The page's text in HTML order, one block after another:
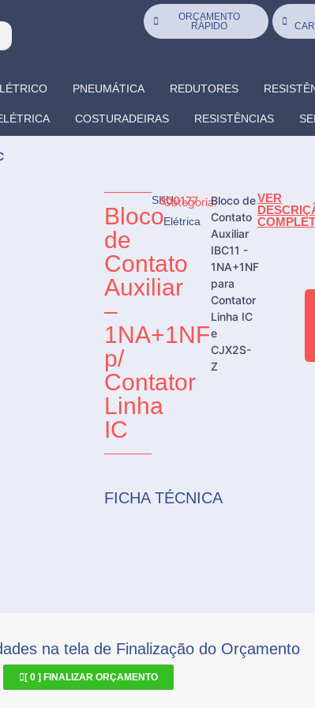
ORÇAMENTO
RÁPIDO
PNEUMÁTICA REDUTORES
COSTURADEIRAS RESISTÊNCIAS
Bloco
de
Contato
Auxiliar
–
1NA+1NF
p/
Contator
Linha
IC
SKU:
000177
Categoria:
Elétrica
Bloco de
Contato
Auxiliar
IBC11 -
1NA+1NF
para
Contator
Linha IC
e
CJX2S-
Z
VER
FICHA TÉCNICA
na tela de Finalização do Orçamento
[ 0 ] FINALIZAR ORÇAMENTO